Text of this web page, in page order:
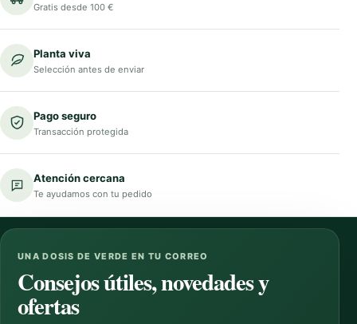
Gratis desde 100 €
Planta viva
Selección antes de enviar
Pago seguro
Transacción protegida
Atención cercana
Te ayudamos con tu pedido
UNA DOSIS DE VERDE EN TU CORREO
Consejos útiles, novedades y
ofertas